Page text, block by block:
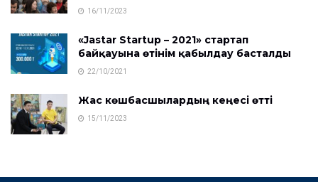
16/11/2023
«Jastar Startup – 2021» стартап
байқауына өтінім қабылдау басталды
22/10/2021
Жас көшбасшылардың кеңесі өтті
15/11/2023